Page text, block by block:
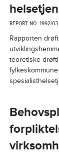
REPORT NO. 1992/
Rapporten
teoretiske